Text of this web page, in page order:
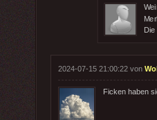
2024-07-15 21:00:22 von
Ficken haben